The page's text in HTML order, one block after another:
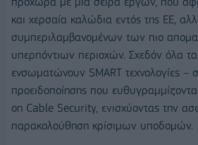
και χερσαία καλώδια εντός της ΕΕ,
συμπεριλαμβανομένων των πιο
υπερπόντιων περιοχών. Σχεδόν όλα
ενσωματώνουν SMART τεχνολογίες –
προειδοποίησης που
on Cable Security, ενισχύοντας την
παρακολούθηση κρίσιμων υποδομών.